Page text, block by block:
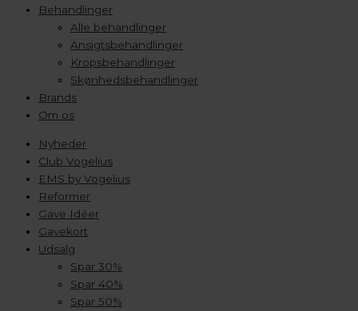
Behandlinger
Alle behandlinger
Ansigtsbehandlinger
Kropsbehandlinger
Skønhedsbehandlinger
Brands
Om os
Nyheder
Club Vogelius
EMS by Vogelius
Reformer
Gave Idéer
Gavekort
Udsalg
Spar 30%
Spar 40%
Spar 50%